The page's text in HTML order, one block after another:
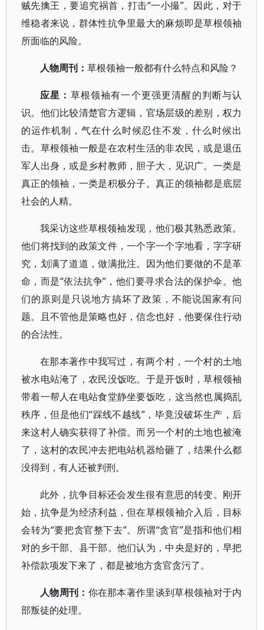
贼先擒王，要追究祸首，打击“一小撮”。因此，对于
维稳者来说，群体性抗争里最大的麻烦即是草根领袖
所面临的风险。
人物周刊： 草根领袖一般都有什么特点和风险？
应星： 草根领袖有一个更强更清醒的判断与认
识。他们比较清楚官方逻辑，官场层级的差别，权力
的运作机制，气在什么时候忍住不发，什么时候出
击。草根领袖一般是在农村生活的非农民，或是退伍
军人出身，或是乡村教师，胆子大，见识广。一类是
真正的领袖，一类是积极分子。真正的领袖都是底层
社会的人精。
我采访这些草根领袖发现，他们极其熟悉政策。
他们将找到的政策文件，一个字一个字地看，字字研
究，划满了道道，做满批注。因为他们要做的不是革
命，而是“依法抗争”，他们要寻求合法的保护伞。他
们的原则是只说地方搞坏了政策，不能说国家有问
题。且不管他是策略也好，信念也好，他要保住行动
的合法性。
在那本著作中我写过，有两个村，一个村的土地
被水电站淹了，农民没饭吃。于是开饭时，草根领袖
带着一帮人在电站食堂静坐要饭吃，这当然也属捣乱
秩序，但是他们“踩线不越线”，毕竟没破坏生产，后
来这村人确实获得了补偿。而另一个村的土地也被淹
了，这村的农民冲去把电站机器给砸了，结果什么都
没得到，有人还被判刑。
此外，抗争目标还会发生很有意思的转变。刚开
始，抗争是为经济利益，但在草根领袖介入后，目标
会转为“要把贪官整下去”。所谓“贪官”是指和他们相
对的乡干部、县干部。他们认为，中央是好的，早把
补偿款项发下来了，都是被地方贪官贪污了。
人物周刊： 你在那本著作里谈到草根领袖对于内
部叛徒的处理。